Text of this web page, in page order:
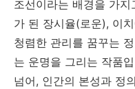
조선이라는 배경을 가
가 된 장시율(로운), 이
청렴한 관리를 꿈꾸는
는 운명을 그리는 작품
넘어, 인간의 본성과 정